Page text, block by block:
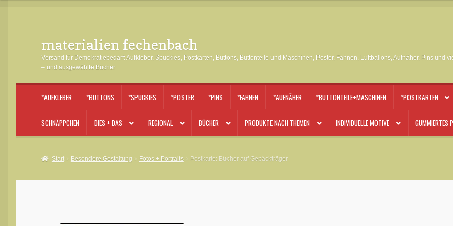
Navigation
springen
Inhalt
springen
materialien fechenbach
Versand für Demokratiebedarf: Aufkleber, Spuckies, Postkarten, Buttons, Buttonteile und Maschinen, Poster, Fahnen, Luftballons, Aufnäher, Pins und
– und ausgewählte Bücher
*AUFKLEBER *BUTTONS *SPUCKIES *POSTER *PINS *FAHNEN *AUFNÄHER *BUTTONTEILE+MASCHINEN *POSTKARTEN
SCHNÄPPCHEN DIES + DAS REGIONAL BÜCHER PRODUKTE NACH THEMEN INDIVIDUELLE MOTIVE GUMMIERTES
Start Besondere Gestaltung Fotos + Portraits Postkarte: Bücher auf Gepäckträger